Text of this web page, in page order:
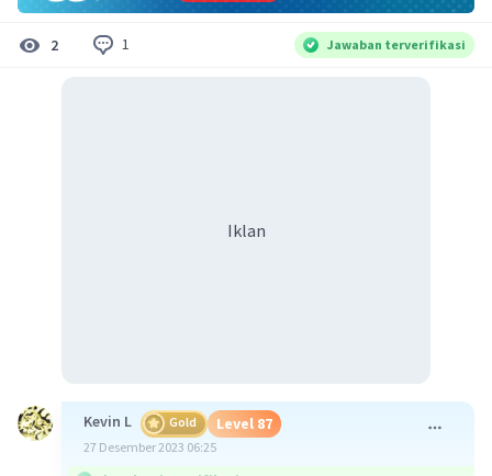
2 1 Jawaban terverifikasi
Iklan
Kevin L Gold Level 87
27 Desember 2023 06:25